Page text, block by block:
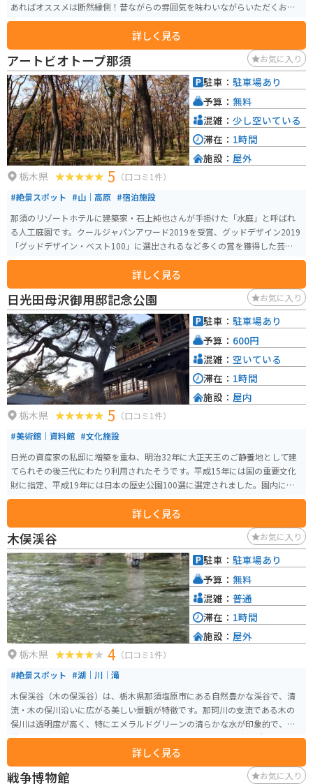
あればオススメは断然縁側！昔ながらの雰囲気を味わいながらいただくお蕎
麦は絶品です。天ぷらもボリューミーで大満足のお味です。
詳しく見る
アートビオトープ那須 お気に入り
栃木県 5 （口コミ1件）
#絶景スポット #山｜高原 #宿泊施設
那須のリゾートホテルに建築家・石上純也さんが手掛けた「水庭」と呼ばれ
る人工庭園です。クールジャパンアワード2019を受賞、グッドデザイン2019
「グッドデザイン・ベスト100」に選出されるなど多くの賞を獲得した芸術作
品です。
詳しく見る
駐車： 駐車場あり
予算： 無料
混雑： 少し空いている
滞在： 1時間
施設： 屋外
日光田母沢御用邸記念公園 お気に入り
栃木県 5 （口コミ1件）
#美術館｜資料館 #文化施設
日光の資産家の私邸に増築を重ね、明治32年に大正天王のご静養地として建
てられその後三代にわたり利用されたそうです。平成15年には国の重要文化
財に指定、平成19年には日本の歴史公園100選に選定されました。園内には
期間限定ですが茶寮もあります。 四季折々のすばらしい庭園は見事です。幼
少の明仁上皇陛下が疎開していたときの防空壕跡もあり、見応えがありま
す。
詳しく見る
駐車： 駐車場あり
予算： 600円
混雑： 空いている
滞在： 1時間
施設： 屋内
木俣渓谷 お気に入り
栃木県 4 （口コミ1件）
#絶景スポット #湖｜川｜滝
木俣渓谷（木の俣渓谷）は、栃木県那須塩原市にある自然豊かな渓谷で、清
流・木の俣川沿いに広がる美しい景観が特徴です。那珂川の支流である木の
俣川は透明度が高く、特にエメラルドグリーンの清らかな水が印象的で、川
遊びや渓流釣りの人気スポットとなっています。 渓谷には巨岩吊橋があり、
周辺の散策コースを楽しむことができます。また、オオバヤナギの群生地が
あり、春の新緑や秋の紅葉など、四季折々の自然の美しさを堪能できる場所
です。夏には避暑地としても人気が高く、多くの家族連れや観光客が訪れま
詳しく見る
駐車： 駐車場あり
予算： 無料
混雑： 普通
滞在： 1時間
施設： 屋外
戦争博物館 お気に入り